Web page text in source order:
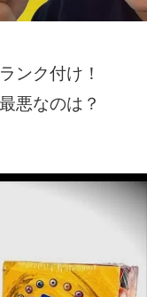
ンク付け！
悪なのは？